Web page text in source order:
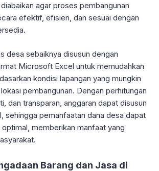
agar proses pembangunan
efektif, efisien, dan sesuai dengan
desa sebaiknya disusun dengan
Microsoft Excel untuk memudahkan
kondisi lapangan yang mungkin
pembangunan. Dengan perhitungan
dan transparan, anggaran dapat disusun
sehingga pemanfaatan dana desa dapat
memberikan manfaat yang
Barang dan Jasa di